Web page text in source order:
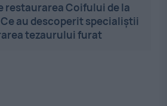
restaurarea Coifului de la
au descoperit specialiștii
tezaurului furat